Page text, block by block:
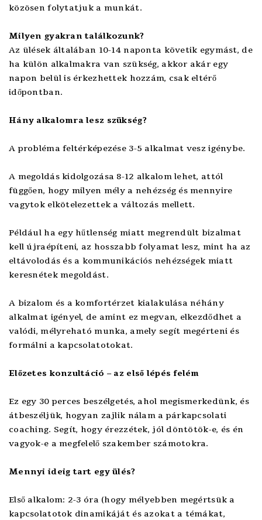
közösen folytatjuk a munkát.
Milyen gyakran találkozunk?
Az ülések általában 10-14 naponta követik egymást, de
ha külön alkalmakra van szükség, akkor akár egy
napon belül is érkezhettek hozzám, csak eltérő
időpontban.
Hány alkalomra lesz szükség?
A probléma feltérképezése 3-5 alkalmat vesz igénybe.
A megoldás kidolgozása 8-12 alkalom lehet, attól
függően, hogy milyen mély a nehézség és mennyire
vagytok elkötelezettek a változás mellett.
Például ha egy hűtlenség miatt megrendült bizalmat
kell újraépíteni, az hosszabb folyamat lesz, mint ha az
eltávolodás és a kommunikációs nehézségek miatt
keresnétek megoldást.
A bizalom és a komfortérzet kialakulása néhány
alkalmat igényel, de amint ez megvan, elkezdődhet a
valódi, mélyreható munka, amely segít megérteni és
formálni a kapcsolatotokat.
Előzetes konzultáció – az első lépés felém
Ez egy 30 perces beszélgetés, ahol megismerkedünk, és
átbeszéljük, hogyan zajlik nálam a párkapcsolati
coaching. Segít, hogy érezzétek, jól döntötök-e, és én
vagyok-e a megfelelő szakember számotokra.
Mennyi ideig tart egy ülés?
Első alkalom: 2-3 óra (hogy mélyebben megértsük a
kapcsolatotok dinamikáját és azokat a témákat,